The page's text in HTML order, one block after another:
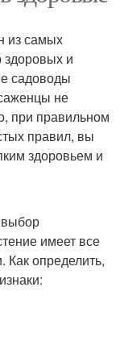
из самых
и
садоводы
не
при правильном
правил, вы
здоровьем и
имеет все
Как определить,